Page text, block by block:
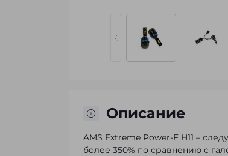
Описание
AMS Extreme Power-F H11 –
более 350% по сравнению с